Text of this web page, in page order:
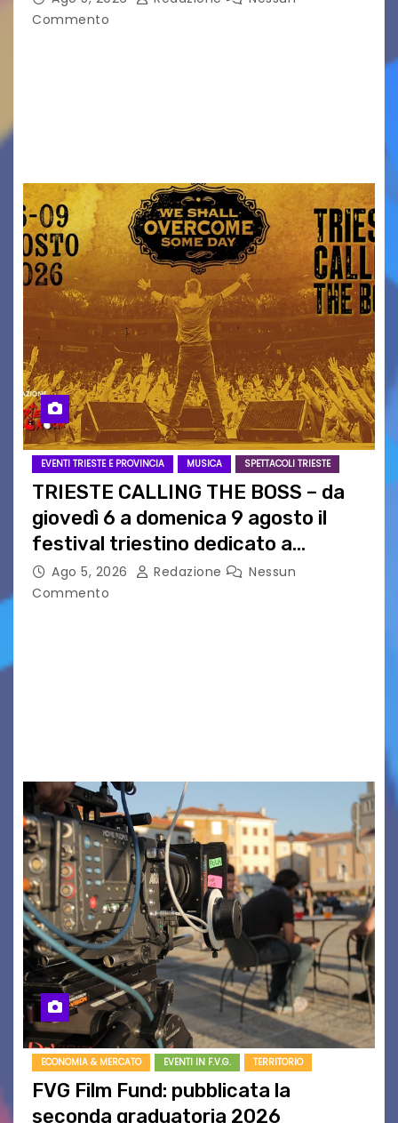
Commento
EVENTI TRIESTE E PROVINCIA MUSICA SPETTACOLI TRIESTE
TRIESTE CALLING THE BOSS – da
giovedì 6 a domenica 9 agosto il
festival triestino dedicato a
Springsteen
Ago 5, 2026 Redazione
Nessun
Commento
ECONOMIA & MERCATO EVENTI IN F.V.G. TERRITORIO
FVG Film Fund: pubblicata la
seconda graduatoria 2026